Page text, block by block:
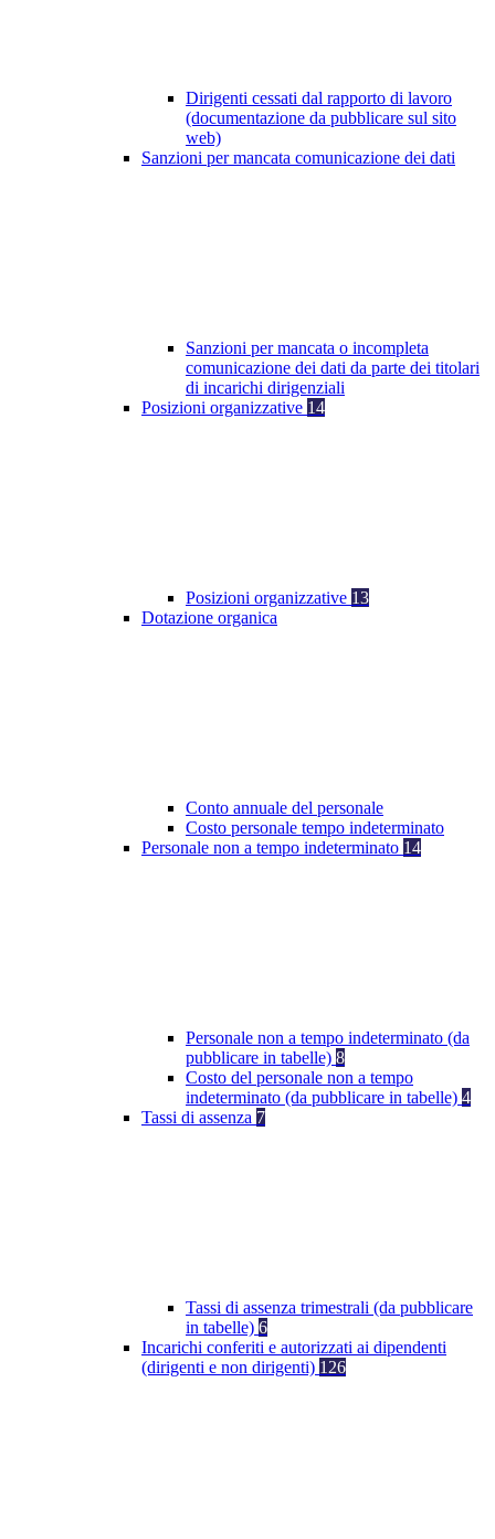
Dirigenti cessati dal rapporto di lavoro
(documentazione da pubblicare sul sito
web)
Sanzioni per mancata comunicazione dei dati
Sanzioni per mancata o incompleta
comunicazione dei dati da parte dei titolari
di incarichi dirigenziali
Posizioni organizzative 14
Posizioni organizzative 13
Dotazione organica
Conto annuale del personale
Costo personale tempo indeterminato
Personale non a tempo indeterminato 14
Personale non a tempo indeterminato (da
pubblicare in tabelle) 8
Costo del personale non a tempo
indeterminato (da pubblicare in tabelle) 4
Tassi di assenza 7
Tassi di assenza trimestrali (da pubblicare
in tabelle) 6
Incarichi conferiti e autorizzati ai dipendenti
(dirigenti e non dirigenti) 126